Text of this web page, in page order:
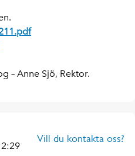
– Anne Sjö, Rektor.
Vill du kontakta oss?